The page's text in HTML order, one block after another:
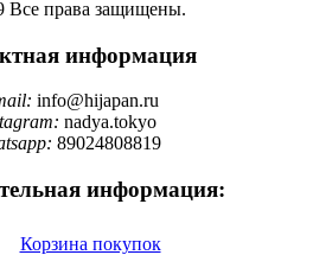
Все права защищены.
информация
info@hijapan.ru
nadya.tokyo
89024808819
информация:
Корзина покупок